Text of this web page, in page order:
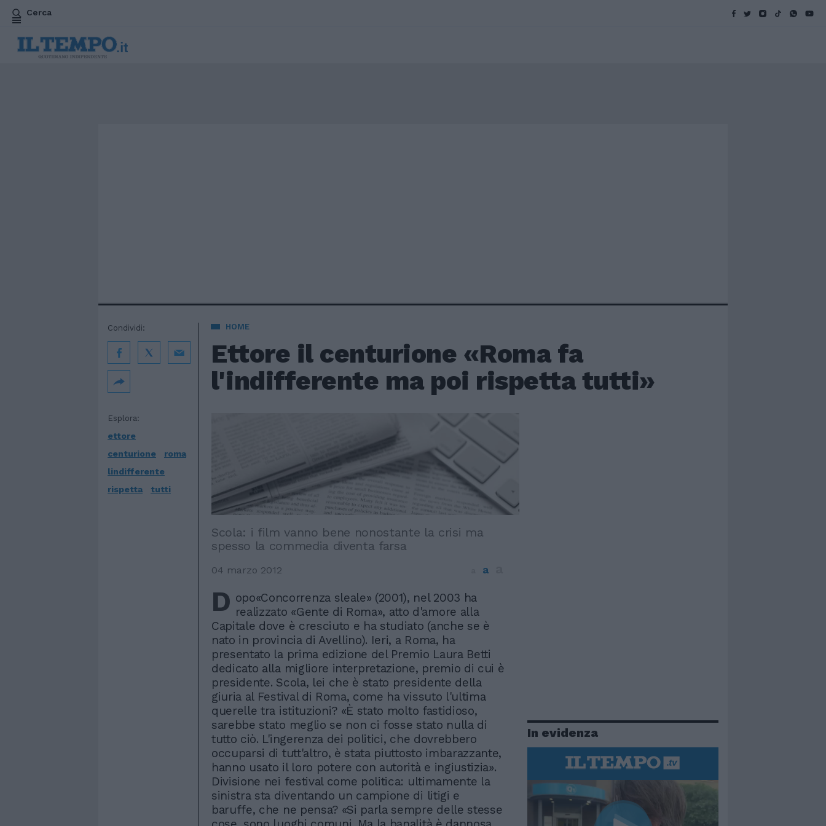
Cerca
HOME
Ettore il centurione «Roma fa
l'indifferente ma poi rispetta tutti»
Esplora:
ettore
centurione
roma
lindifferente
rispetta
tutti
Condividi:
Scola: i film vanno bene nonostante la crisi ma
spesso la commedia diventa farsa
04 marzo 2012 a
D opo«Concorrenza sleale» (2001), nel 2003 ha
realizzato «Gente di Roma», atto d'amore alla
Capitale dove è cresciuto e ha studiato (anche se è
nato in provincia di Avellino). Ieri, a Roma, ha
presentato la prima edizione del Premio Laura Betti
dedicato alla migliore interpretazione, premio di cui è
presidente. Scola, lei che è stato presidente della
giuria al Festival di Roma, come ha vissuto l'ultima
querelle tra istituzioni? «È stato molto fastidioso,
sarebbe stato meglio se non ci fosse stato nulla di
tutto ciò. L'ingerenza dei politici, che dovrebbero
occuparsi di tutt'altro, è stata piuttosto imbarazzante,
hanno usato il loro potere con autorità e ingiustizia».
Divisione nei festival come politica: ultimamente la
sinistra sta diventando un campione di litigi e
baruffe, che ne pensa? «Si parla sempre delle stesse
In evidenza